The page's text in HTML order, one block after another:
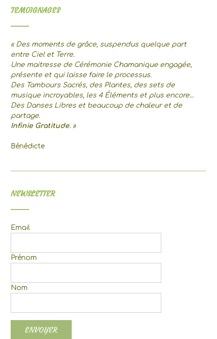
TEMOIGNAGES
« Des moments de grâce, suspendus quelque part
entre Ciel et Terre.
Une maitresse de Cérémonie Chamanique engagée,
présente et qui laisse faire le processus.
Des Tambours Sacrés, des Plantes, des sets de
musique incroyables, les 4 Éléments et plus encore…
Des Danses Libres et beaucoup de chaleur et de
partage.
Infinie Gratitude. »
Bénédicte
NEWSLETTER
Email
Prénom
Nom